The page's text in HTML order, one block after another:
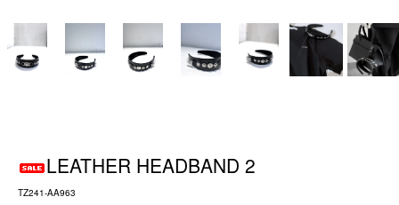
LEATHER HEADBAND 2
TZ241-AA963